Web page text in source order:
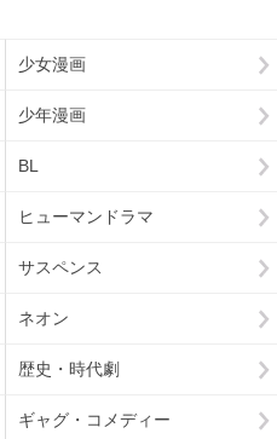
少女漫画
少年漫画
BL
ヒューマンドラマ
サスペンス
ネオン
歴史・時代劇
ギャグ・コメディー